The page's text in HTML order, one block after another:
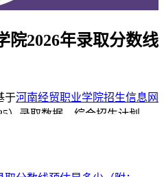
院2026年录取分数线
于河南经贸职业学院招生信息网
）录取数据，综合招生计划、
年录取情况进行预测，为考
热门省份）